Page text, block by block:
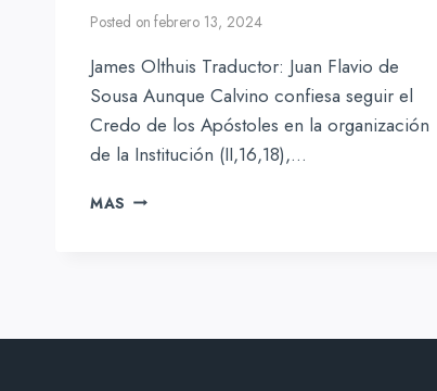
Posted on febrero 13, 2024
James Olthuis Traductor: Juan Flavio de
Sousa Aunque Calvino confiesa seguir el
Credo de los Apóstoles en la organización
de la Institución (II,16,18),…
MAS JUAN